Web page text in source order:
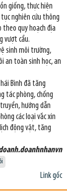
giống, thực hiện
nghiên cứu thông
quy hoạch địa
vượt cầu.
sinh môi trường,
an toàn sinh học, an
Bình đã tăng
tác phòng, chống
hướng dẫn
các loại vắc xin
động vật, tăng
Link gốc